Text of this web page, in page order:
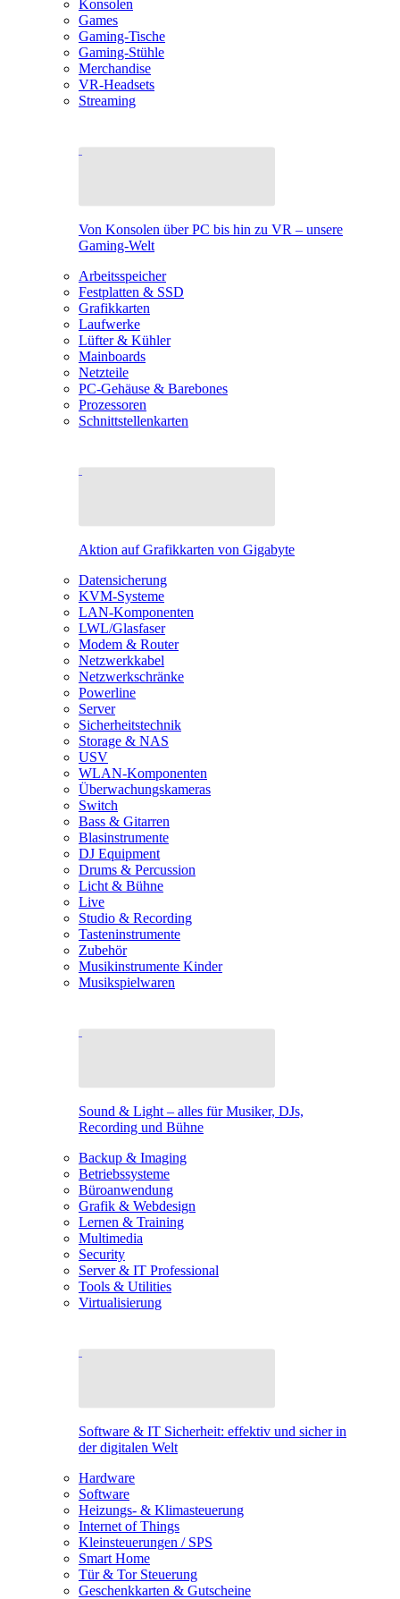
Konsolen
Games
Gaming-Tische
Gaming-Stühle
Merchandise
VR-Headsets
Streaming
Von Konsolen über PC bis hin zu VR – unsere
Gaming-Welt
Arbeitsspeicher
Festplatten & SSD
Grafikkarten
Laufwerke
Lüfter & Kühler
Mainboards
Netzteile
PC-Gehäuse & Barebones
Prozessoren
Schnittstellenkarten
Aktion auf Grafikkarten von Gigabyte
Datensicherung
KVM-Systeme
LAN-Komponenten
LWL/Glasfaser
Modem & Router
Netzwerkkabel
Netzwerkschränke
Powerline
Server
Sicherheitstechnik
Storage & NAS
USV
WLAN-Komponenten
Überwachungskameras
Switch
Bass & Gitarren
Blasinstrumente
DJ Equipment
Drums & Percussion
Licht & Bühne
Live
Studio & Recording
Tasteninstrumente
Zubehör
Musikinstrumente Kinder
Musikspielwaren
Sound & Light – alles für Musiker, DJs,
Recording und Bühne
Backup & Imaging
Betriebssysteme
Büroanwendung
Grafik & Webdesign
Lernen & Training
Multimedia
Security
Server & IT Professional
Tools & Utilities
Virtualisierung
Software & IT Sicherheit: effektiv und sicher in
der digitalen Welt
Hardware
Software
Heizungs- & Klimasteuerung
Internet of Things
Kleinsteuerungen / SPS
Smart Home
Tür & Tor Steuerung
Geschenkkarten & Gutscheine